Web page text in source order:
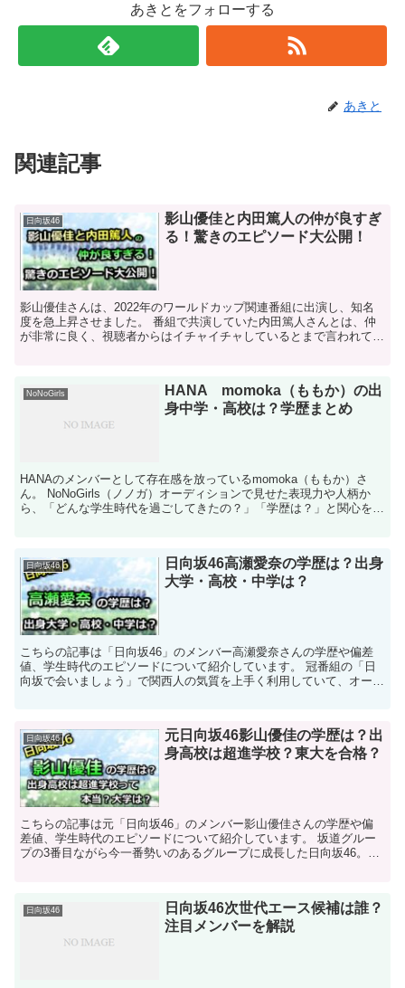
あきとをフォローする
あきと
関連記事
日向坂46
影山優佳と内田篤人の仲が良すぎ
る！驚きのエピソード大公開！
影山優佳さんは、2022年のワールドカップ関連番組に出演し、知名
度を急上昇させました。 番組で共演していた内田篤人さんとは、仲
が非常に良く、視聴者からはイチャイチャしているとまで言われてい
NoNoGirls
HANA momoka（ももか）の出
身中学・高校は？学歴まとめ
HANAのメンバーとして存在感を放っているmomoka（ももか）さ
ん。 NoNoGirls（ノノガ）オーディションで見せた表現力や人柄か
ら、「どんな学生時代を過ごしてきたの？」「学歴は？」と関心を集
日向坂46
日向坂46高瀬愛奈の学歴は？出身
大学・高校・中学は？
こちらの記事は「日向坂46」のメンバー高瀬愛奈さんの学歴や偏差
値、学生時代のエピソードについて紹介しています。 冠番組の「日
向坂で会いましょう」で関西人の気質を上手く利用していて、オード
日向坂46
元日向坂46影山優佳の学歴は？出
身高校は超進学校？東大を合格？
こちらの記事は元「日向坂46」のメンバー影山優佳さんの学歴や偏
差値、学生時代のエピソードについて紹介しています。 坂道グルー
プの3番目ながら今一番勢いのあるグループに成長した日向坂46。そ
日向坂46
日向坂46次世代エース候補は誰？
注目メンバーを解説